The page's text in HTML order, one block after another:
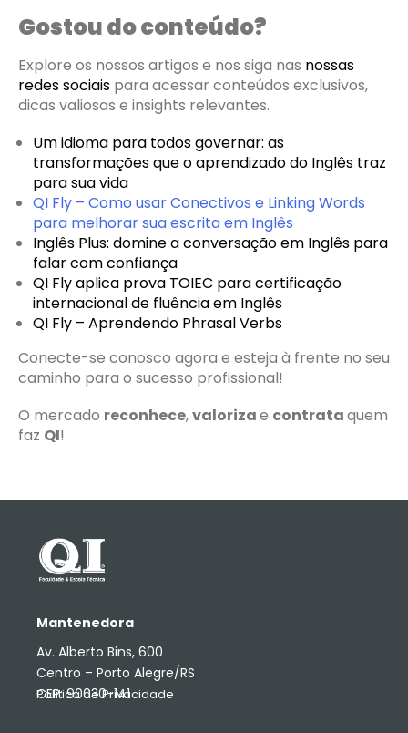
Gostou do conteúdo?
Explore os nossos artigos e nos siga nas nossas
redes sociais para acessar conteúdos exclusivos,
dicas valiosas e insights relevantes.
Um idioma para todos governar: as
transformações que o aprendizado do Inglês traz
para sua vida
QI Fly – Como usar Conectivos e Linking Words
para melhorar sua escrita em Inglês
Inglês Plus: domine a conversação em Inglês para
falar com confiança
QI Fly aplica prova TOIEC para certificação
internacional de fluência em Inglês
QI Fly – Aprendendo Phrasal Verbs
Conecte-se conosco agora e esteja à frente no seu
caminho para o sucesso profissional!
O mercado reconhece,valorizae contrataquem
faz QI!
Mantenedora
Av. Alberto Bins, 600
Centro – Porto Alegre/RS
CEP: 90030-141
Política de Privacidade